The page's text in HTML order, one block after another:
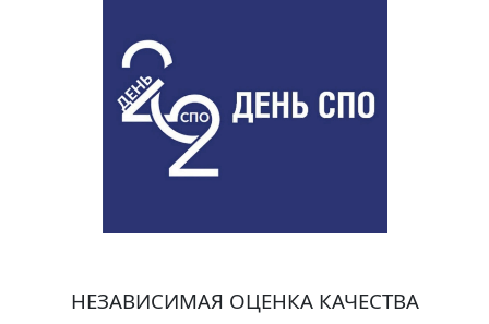
НЕЗАВИСИМАЯ ОЦЕНКА КАЧЕСТВА